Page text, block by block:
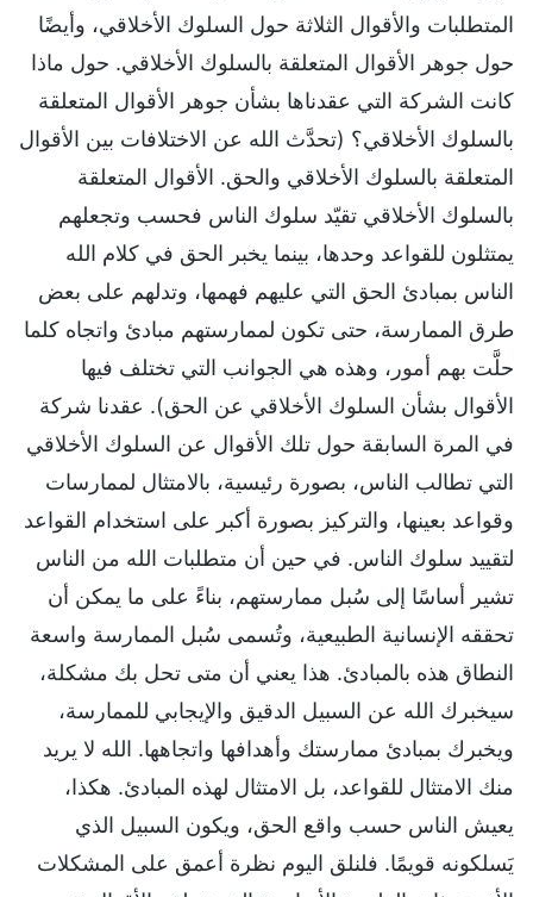
المتطلبات والأقوال الثلاثة حول السلوك الأخلاقي، وأيضًا
حول جوهر الأقوال المتعلقة بالسلوك الأخلاقي. حول ماذا
كانت الشركة التي عقدناها بشأن جوهر الأقوال المتعلقة
بالسلوك الأخلاقي؟ (تحدَّث الله عن الاختلافات بين الأقوال
المتعلقة بالسلوك الأخلاقي والحق. الأقوال المتعلقة
بالسلوك الأخلاقي تقيّد سلوك الناس فحسب وتجعلهم
يمتثلون للقواعد وحدها، بينما يخبر الحق في كلام الله
الناس بمبادئ الحق التي عليهم فهمها، وتدلهم على بعض
طرق الممارسة، حتى تكون لممارستهم مبادئ واتجاه كلما
حلَّت بهم أمور، وهذه هي الجوانب التي تختلف فيها
الأقوال بشأن السلوك الأخلاقي عن الحق). عقدنا شركة
في المرة السابقة حول تلك الأقوال عن السلوك الأخلاقي
التي تطالب الناس، بصورة رئيسية، بالامتثال لممارسات
وقواعد بعينها، والتركيز بصورة أكبر على استخدام القواعد
لتقييد سلوك الناس. في حين أن متطلبات الله من الناس
تشير أساسًا إلى سُبل ممارستهم، بناءً على ما يمكن أن
تحققه الإنسانية الطبيعية، وتُسمى سُبل الممارسة واسعة
النطاق هذه بالمبادئ. هذا يعني أن متى تحل بك مشكلة،
سيخبرك الله عن السبيل الدقيق والإيجابي للممارسة،
ويخبرك بمبادئ ممارستك وأهدافها واتجاهها. الله لا يريد
منك الامتثال للقواعد، بل الامتثال لهذه المبادئ. هكذا،
يعيش الناس حسب واقع الحق، ويكون السبيل الذي
يَسلكونه قويمًا. فلنلق اليوم نظرة أعمق على المشكلات